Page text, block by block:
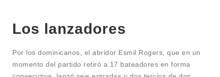
Los lanzadores
Por los dominicanos, el abridor Esmil Rogers, que en un
momento del partido retiró a 17 bateadores en forma